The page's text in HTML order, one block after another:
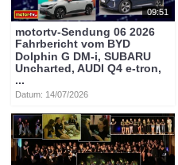
09:51
motortv-Sendung 06 2026
Fahrbericht vom BYD
Dolphin G DM-i, SUBARU
Uncharted, AUDI Q4 e-tron,
...
Datum: 14/07/2026